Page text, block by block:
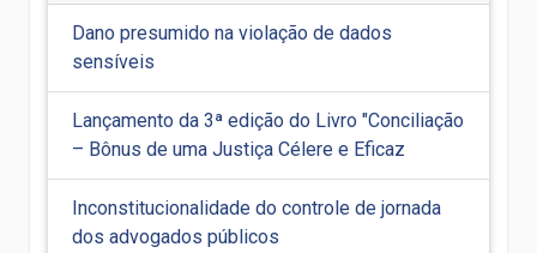
Dano presumido na violação de dados
sensíveis
Lançamento da 3ª edição do Livro "Conciliação
– Bônus de uma Justiça Célere e Eficaz
Inconstitucionalidade do controle de jornada
dos advogados públicos